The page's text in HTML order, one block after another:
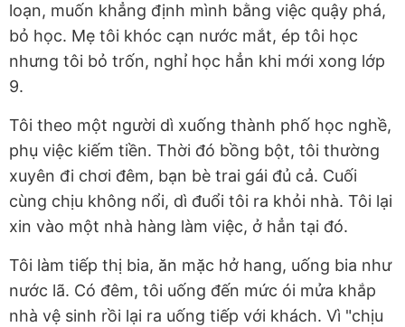
loạn, muốn khẳng định mình bằng việc quậy phá,
bỏ học. Mẹ tôi khóc cạn nước mắt, ép tôi học
nhưng tôi bỏ trốn, nghỉ học hẳn khi mới xong lớp
9.
Tôi theo một người dì xuống thành phố học nghề,
phụ việc kiếm tiền. Thời đó bồng bột, tôi thường
xuyên đi chơi đêm, bạn bè trai gái đủ cả. Cuối
cùng chịu không nổi, dì đuổi tôi ra khỏi nhà. Tôi lại
xin vào một nhà hàng làm việc, ở hẳn tại đó.
Tôi làm tiếp thị bia, ăn mặc hở hang, uống bia như
nước lã. Có đêm, tôi uống đến mức ói mửa khắp
nhà vệ sinh rồi lại ra uống tiếp với khách. Vì "chịu